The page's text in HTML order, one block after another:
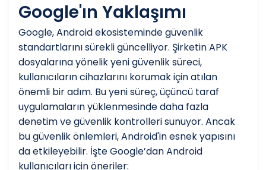
Google'ın Yaklaşımı
Google, Android ekosisteminde güvenlik
standartlarını sürekli güncelliyor. Şirketin APK
dosyalarına yönelik yeni güvenlik süreci,
kullanıcıların cihazlarını korumak için atılan
önemli bir adım. Bu yeni süreç, üçüncü taraf
uygulamaların yüklenmesinde daha fazla
denetim ve güvenlik kontrolleri sunuyor. Ancak
bu güvenlik önlemleri, Android'in esnek yapısını
da etkileyebilir. İşte Google’dan Android
kullanıcıları için öneriler: